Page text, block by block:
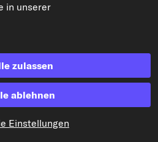
Rechte vorbehalten.
entsprechen dem Wegfall der
von 6,90 €.
in unserer
zulassen
ablehnen
Einstellungen